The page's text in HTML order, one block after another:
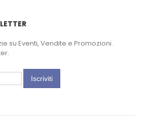
su Eventi, Vendite e Promozioni.
Iscriviti